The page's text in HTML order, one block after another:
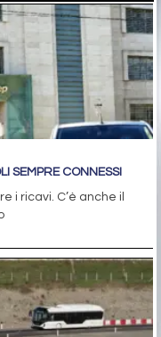
SEMPRE CONNESSI
i ricavi. C’è anche il